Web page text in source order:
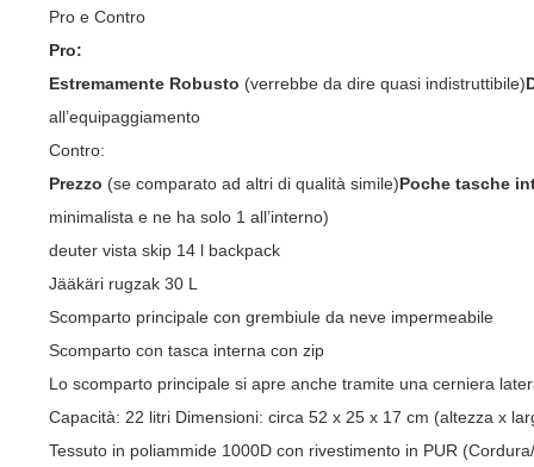
Pro e Contro
Pro:
Estremamente Robusto (verrebbe da dire quasi indistruttibile)
all’equipaggiamento
Contro:
Prezzo (se comparato ad altri di qualità simile)Poche tasche
minimalista e ne ha solo 1 all’interno)
deuter vista skip 14 l backpack
Jääkäri rugzak 30 L
Scomparto principale con grembiule da neve impermeabile
Scomparto con tasca interna con zip
Lo scomparto principale si apre anche tramite una cerniera
Capacità: 22 litri Dimensioni: circa 52 x 25 x 17 cm (altezza x
Tessuto in poliammide 1000D con rivestimento in PUR